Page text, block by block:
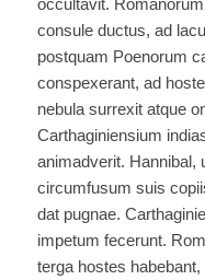
occultavit.
consule ductus, ad
postquam Poenorum
conspexerant, ad
nebula surrexit atque
Carthaginiensium
animadverit. Hannibal,
circumfusum suis
dat pugnae.
impetum fecerunt.
terga hostes